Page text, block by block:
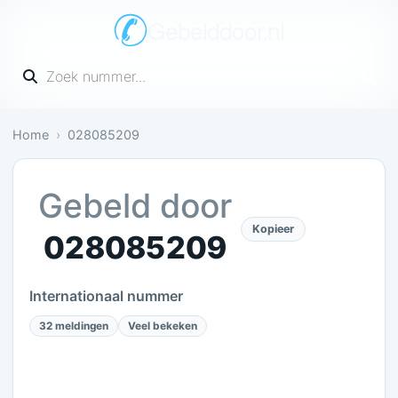
Gebelddoor.nl
Vul een telefoonnummer in
Home 028085209
Irritant: 32 meldingen bevestigen dit
Gebeld door
028085209
Kopieer
Internationaal nummer
32 meldingen Veel bekeken